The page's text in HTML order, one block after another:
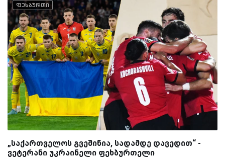
ფეხბურთი
„საქართველოს გვეშინია, სადამდე დავედით“ -
ვეტერანი უკრაინელი ფეხბურთელი